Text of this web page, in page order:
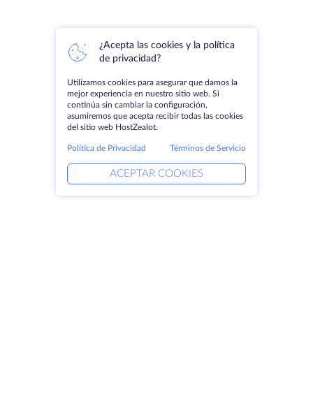
¿Acepta las cookies y la política
de privacidad?
Utilizamos cookies para asegurar que damos la
mejor experiencia en nuestro sitio web. Si
continúa sin cambiar la configuración,
asumiremos que acepta recibir todas las cookies
del sitio web HostZealot.
Política de Privacidad Términos de Servicio
ACEPTAR COOKIES